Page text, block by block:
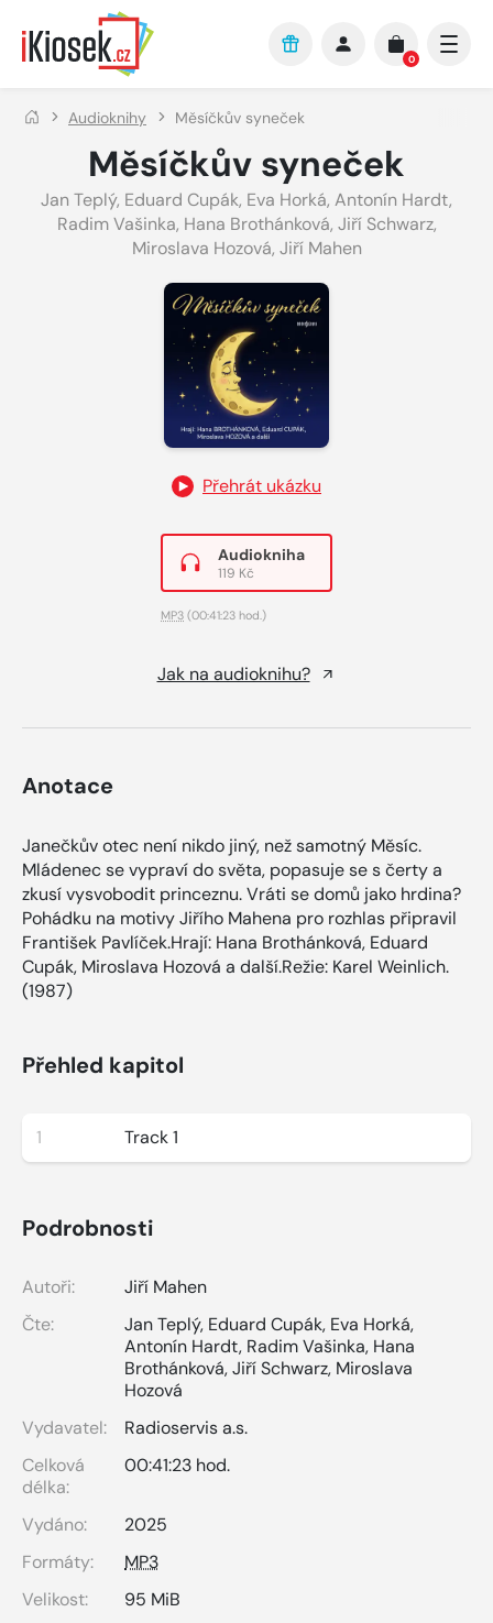
Přejít na hlavní obsah
0
Audioknihy Měsíčkův syneček
Měsíčkův syneček
Jan Teplý, Eduard Cupák, Eva Horká, Antonín Hardt,
Radim Vašinka, Hana Brothánková, Jiří Schwarz,
Miroslava Hozová, Jiří Mahen
Přehrát ukázku
Audiokniha
119 Kč
MP3 (00:41:23 hod.)
Jak na audioknihu?
Anotace
Janečkův otec není nikdo jiný, než samotný Měsíc.
Mládenec se vypraví do světa, popasuje se s čerty a
zkusí vysvobodit princeznu. Vráti se domů jako hrdina?
Pohádku na motivy Jiřího Mahena pro rozhlas připravil
František Pavlíček.Hrají: Hana Brothánková, Eduard
Cupák, Miroslava Hozová a další.Režie: Karel Weinlich.
(1987)
Přehled kapitol
1 Track 1
Podrobnosti
Autoři:
Jiří Mahen
Čte:
Jan Teplý, Eduard Cupák, Eva Horká,
Antonín Hardt, Radim Vašinka, Hana
Brothánková,Jiří Schwarz, Miroslava
Hozová
Vydavatel:
Radioservis a.s.
Celková
délka:
00:41:23 hod.
Vydáno:
2025
Formáty:
MP3
Velikost:
95 MiB